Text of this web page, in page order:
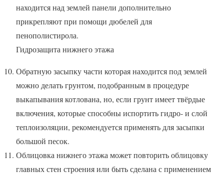
находится над землей панели дополнительно
прикрепляют при помощи дюбелей для
пенополистирола.
Гидрозащита нижнего этажа
Обратную засыпку части которая находится под землей
можно делать грунтом, подобранным в процедуре
выкапывания котлована, но, если грунт имеет твёрдые
включения, которые способны испортить гидро- и слой
теплоизоляции, рекомендуется применять для засыпки
большой песок.
Облицовка нижнего этажа может повторить облицовку
главных стен строения или быть сделана с применением